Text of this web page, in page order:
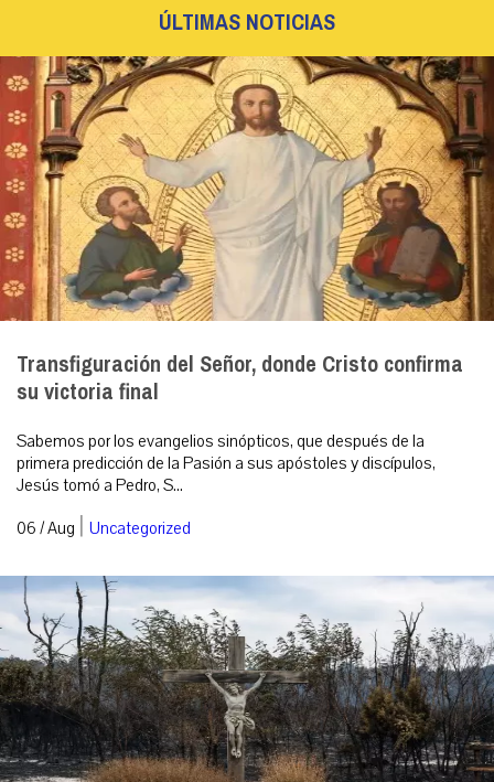
ÚLTIMAS NOTICIAS
Transfiguración del Señor, donde Cristo confirma
su victoria final
Sabemos por los evangelios sinópticos, que después de la
primera predicción de la Pasión a sus apóstoles y discípulos,
Jesús tomó a Pedro, S...
06 / Aug | Uncategorized